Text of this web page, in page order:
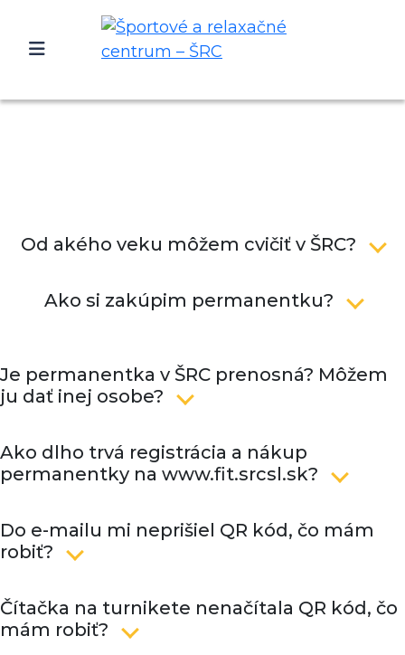
Od akého veku môžem cvičiť v ŠRC?
Ako si zakúpim permanentku?
Je permanentka v ŠRC prenosná? Môžem
ju dať inej osobe?
Ako dlho trvá registrácia a nákup
permanentky na www.fit.srcsl.sk?
Do e-mailu mi neprišiel QR kód, čo mám
robiť?
Čítačka na turnikete nenačítala QR kód, čo
mám robiť?